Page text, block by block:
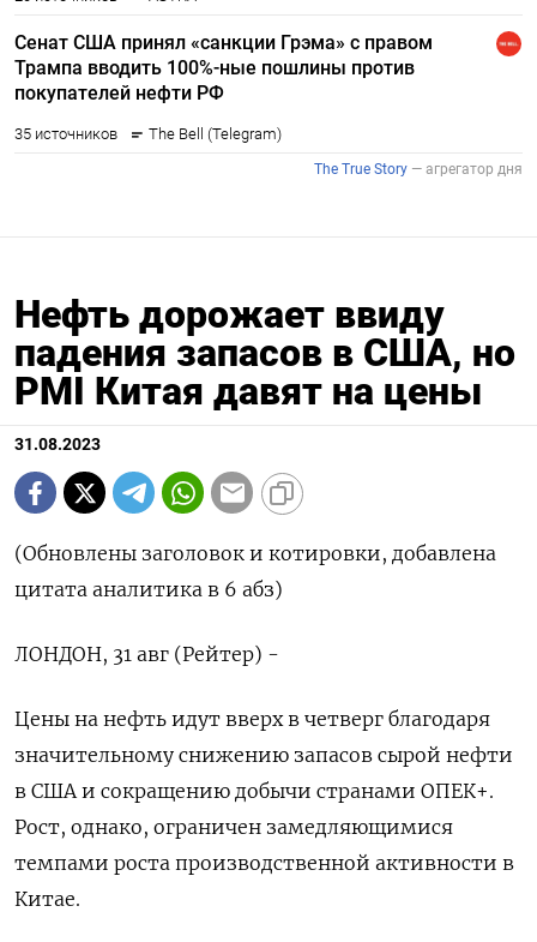
Нефть дорожает ввиду
падения запасов в США, но
PMI Китая давят на цены
31.08.2023
(Обновлены заголовок и котировки, добавлена
цитата аналитика в 6 абз)
ЛОНДОН, 31 авг (Рейтер) -
Цены на нефть идут вверх в четверг благодаря
значительному снижению запасов сырой нефти
в США и сокращению добычи странами ОПЕК+.
Рост, однако, ограничен замедляющимися
темпами роста производственной активности в
Китае.